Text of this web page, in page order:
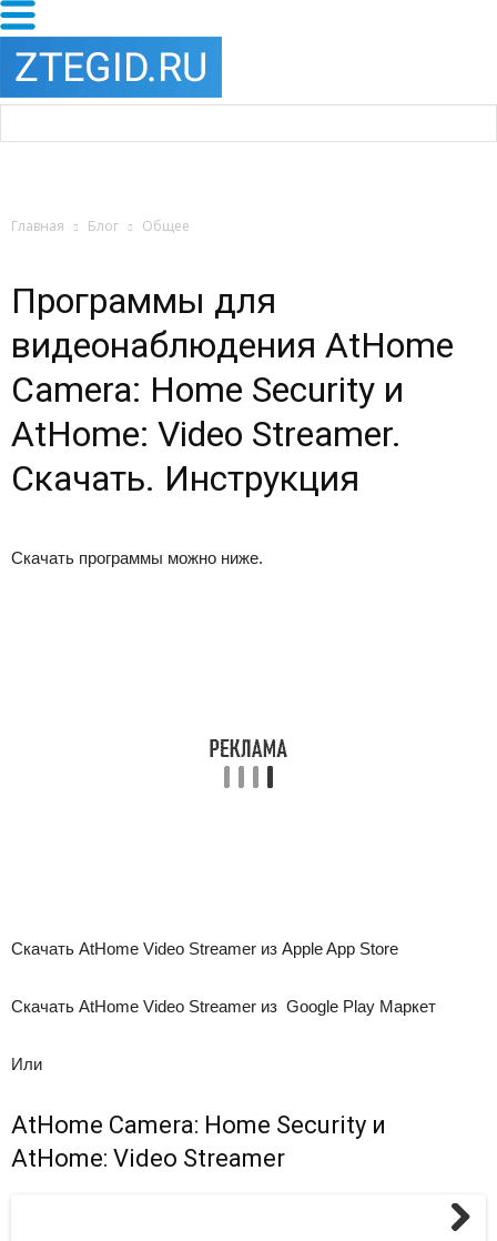
Главная Блог Общее
Программы для
видеонаблюдения AtHome
Camera: Home Security и
AtHome: Video Streamer.
Скачать. Инструкция
Скачать программы можно ниже.
Скачать AtHome Video Streamer из Apple App Store
Скачать AtHome Video Streamer из Google Play Маркет
Или
AtHome Camera: Home Security и
AtHome: Video Streamer